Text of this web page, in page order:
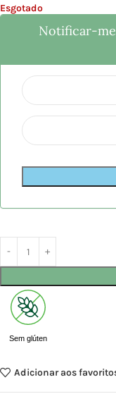
Esgotado
Notificar-
Sem glúten
Adicionar aos